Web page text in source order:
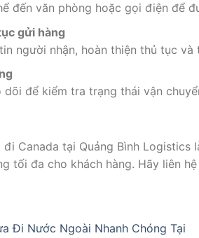
đến văn phòng hoặc gọi điện để
gửi hàng
người nhận, hoàn thiện thủ tục và
dõi để kiểm tra trạng thái vận
Canada tại Quảng Bình
tối đa cho khách hàng. Hãy liên
Đi Nước Ngoài Nhanh Chóng Tại